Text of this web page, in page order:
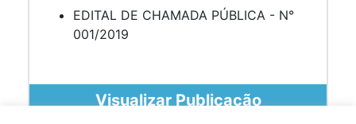
EDITAL DE CHAMADA PÚBLICA - N°
001/2019
Visualizar Publicação